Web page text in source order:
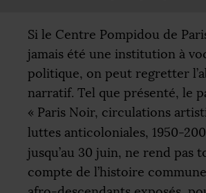
Si le Centre Pompidou de
jamais été une institution à
politique, on peut regretter
narratif. Tel que présenté, le
« Paris Noir, circulations
luttes anticoloniales, 1950-
jusqu’au 30 juin, ne rend pas
compte de l’histoire